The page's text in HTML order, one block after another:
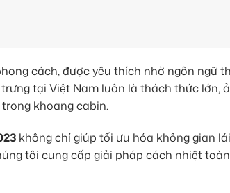
cách, được yêu thích nhờ ngôn ngữ
tại Việt Nam luôn là thách thức lớn,
khoang cabin.
không chỉ giúp tối ưu hóa không gian
tôi cung cấp giải pháp cách nhiệt